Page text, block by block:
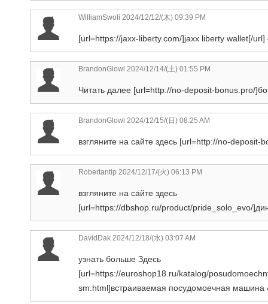
WilliamSwoli 2024/12/12/(木) 09:39 PM
[url=https://jaxx-liberty.com/]jaxx liberty wallet[/
BrandonGlowl 2024/12/14/(土) 01:55 PM
Читать далее [url=http://no-deposit-bonus.pro/
BrandonGlowl 2024/12/15/(日) 08:25 AM
взгляните на сайте здесь [url=http://no-deposit-
Robertantip 2024/12/17/(火) 06:13 PM
взгляните на сайте здесь
[url=https://dbshop.ru/product/pride_solo_evo/
DavidDak 2024/12/18/(水) 03:07 AM
узнать больше Здесь
[url=https://euroshop18.ru/katalog/
sm.html]встраиваемая посудомоечная машина